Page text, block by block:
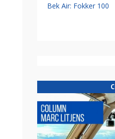
Bek Air: Fokker 100